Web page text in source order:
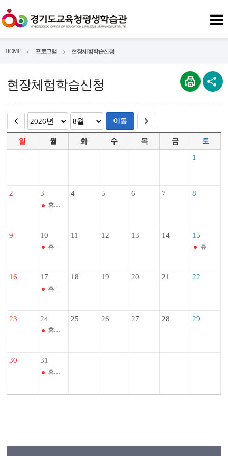
HOME 프로그램 현장체험학습신청
현장체험학습신청
이동
일 월 화 수 목 금 토
1
2 3
휴관일
4 5 6 7 8
9 10
휴관일
11 12 13 14 15
휴관일
16 17
휴관일
18 19 20 21 22
23 24
휴관일
25 26 27 28 29
30 31
휴관일